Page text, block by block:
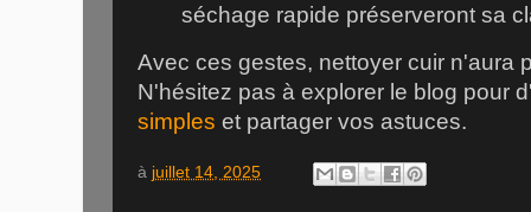
séchage rapide préserveront sa
Avec ces gestes, nettoyer cuir n'aura
N'hésitez pas à explorer le blog pour
simples et partager vos astuces.
à juillet 14, 2025